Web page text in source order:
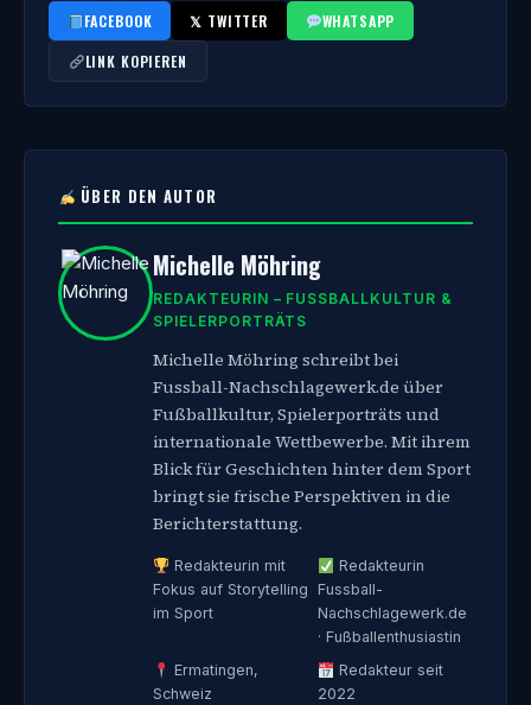
FACEBOOK 𝕏 TWITTER
WHATSAPP
LINK KOPIEREN
ÜBER DEN AUTOR
Michelle Möhring
REDAKTEURIN – FUSSBALLKULTUR & S
PIELERPORTRÄTS
Michelle Möhring schreibt bei
Fussball-Nachschlagewerk.de über
Fußballkultur, Spielerporträts und
internationale Wettbewerbe. Mit ihrem
Blick für Geschichten hinter dem Sport
bringt sie frische Perspektiven in die
Berichterstattung.
Redakteurin mit
Fokus auf Storytelling
im Sport
Redakteurin
Fussball-
Nachschlagewerk.de
· Fußballenthusiastin
Ermatingen,
Schweiz
Redakteur seit
2022